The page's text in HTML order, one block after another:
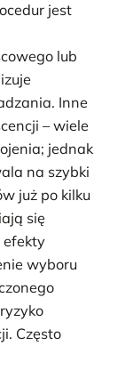
jest
lub
Inne
– wiele
jednak
na szybki
już po kilku
się
efekty
wyboru
Często